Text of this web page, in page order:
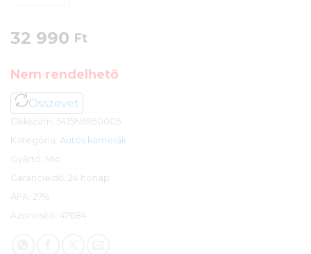
32 990 Ft
Nem rendelhető
Összevet
Cikkszám: 5415N6950005
Kategória: Autós kamerák
Gyártó: Mio
Garanciaidő: 24 hónap
ÁFA: 27%
Azonosító: 47684